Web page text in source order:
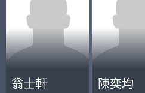
翁士軒 陳奕均